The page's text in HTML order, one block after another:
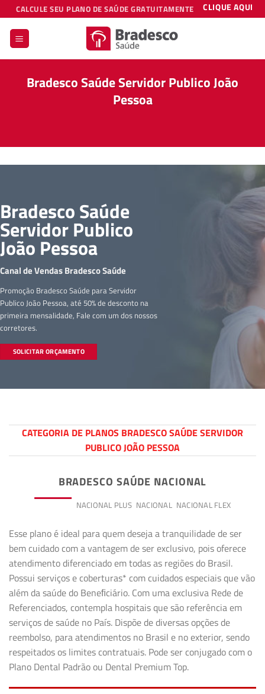
Skip
to
content
CALCULE SEU PLANO DE SAÚDE GRATUITAMENTE CLIQUE AQUI
Bradesco Saúde Servidor Publico João
Pessoa
Bradesco Saúde
Servidor Publico
João Pessoa
Canal de Vendas Bradesco Saúde
Promoção Bradesco Saúde para Servidor
Publico João Pessoa, até 50% de desconto na
primeira mensalidade, Fale com um dos nossos
corretores.
SOLICITAR ORÇAMENTO
CATEGORIA DE PLANOS BRADESCO SAÚDE SERVIDOR
PUBLICO JOÃO PESSOA
BRADESCO SAÚDE NACIONAL
NACIONAL PLUS NACIONAL NACIONAL FLEX
Esse plano é ideal para quem deseja a tranquilidade de ser
bem cuidado com a vantagem de ser exclusivo, pois oferece
atendimento diferenciado em todas as regiões do Brasil.
Possui serviços e coberturas* com cuidados especiais que vão
além da saúde do Beneﬁciário. Com uma exclusiva Rede de
Referenciados, contempla hospitais que são referência em
serviços de saúde no País. Dispõe de diversas opções de
reembolso, para atendimentos no Brasil e no exterior, sendo
respeitados os limites contratuais. Pode ser conjugado com o
Plano Dental Padrão ou Dental Premium Top.